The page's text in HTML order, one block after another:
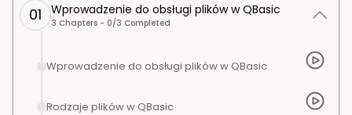
01 Wprowadzenie do obsługi plików w QBasic
3 Chapters - 0/3 Completed
Wprowadzenie do obsługi plików w QBasic
Rodzaje plików w QBasic